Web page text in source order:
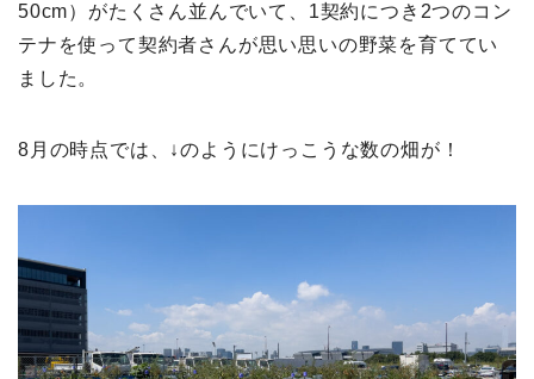
50cm）がたくさん並んでいて、1契約につき2つのコン
テナを使って契約者さんが思い思いの野菜を育ててい
ました。
8月の時点では、↓のようにけっこうな数の畑が！